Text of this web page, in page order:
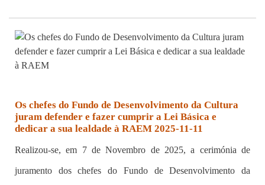
Os chefes do Fundo de Desenvolvimento da Cultura
juram defender e fazer cumprir a Lei Básica e
dedicar a sua lealdade à RAEM 2025-11-11
Realizou-se, em 7 de Novembro de 2025, a cerimónia de
juramento dos chefes do Fundo de Desenvolvimento da